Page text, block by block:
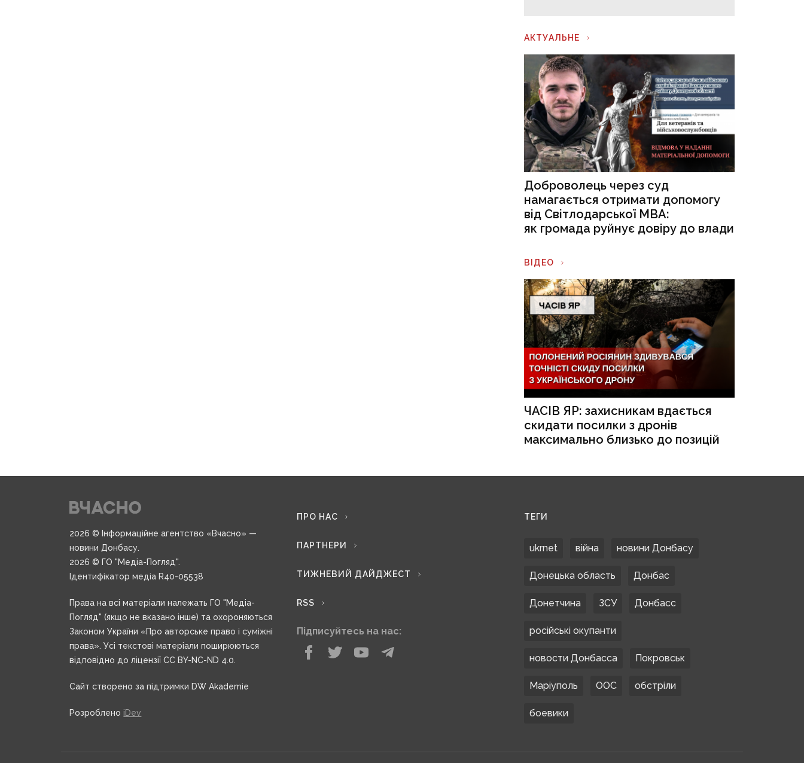
АКТУАЛЬНЕ
Доброволець через суд
намагається отримати допомогу
від Світлодарської МВА:
як громада руйнує довіру до влади
ВІДЕО
ЧАСІВ ЯР: захисникам вдається
скидати посилки з дронів
максимально близько до позицій
2026 © Інформаційне агентство «Вчасно» —
новини Донбасу.
2026 © ГО "Медіа-Погляд".
Ідентифікатор медіа R40-05538
Права на всі матеріали належать ГО "Медіа-
Погляд" (якщо не вказано інше) та охороняються
Законом України «Про авторське право і суміжні
права». Усі текстові матеріали поширюються
відповідно до ліцензії CC BY-NC-ND 4.0.
Сайт створено за підтримки DW Akademie
Розроблено iDev
ПРО НАС
ПАРТНЕРИ
ТИЖНЕВИЙ ДАЙДЖЕСТ
RSS
Підписуйтесь на нас:
ТЕГИ
ukrnet війна новини Донбасу
Донецька область Донбас
Донетчина ЗСУ Донбасс
російські окупанти
новости Донбасса Покровськ
Маріуполь ООС обстріли
боевики